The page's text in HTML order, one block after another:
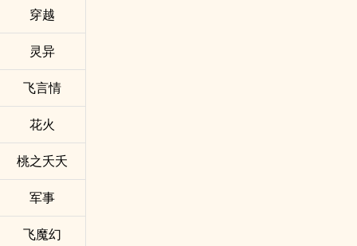
穿越
灵异
飞言情
花火
桃之夭夭
军事
飞魔幻